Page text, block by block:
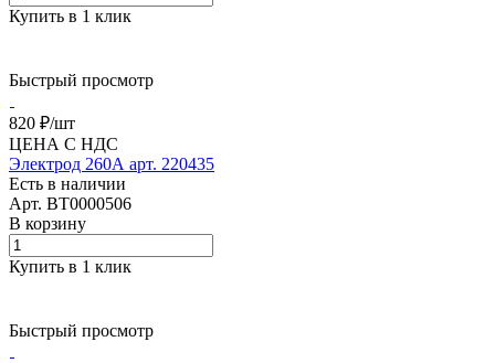
Купить в 1 клик
Быстрый просмотр
820 ₽/шт
ЦЕНА С НДС
Электрод 260А арт. 220435
Есть в наличии
Арт. BT0000506
В корзину
Купить в 1 клик
Быстрый просмотр